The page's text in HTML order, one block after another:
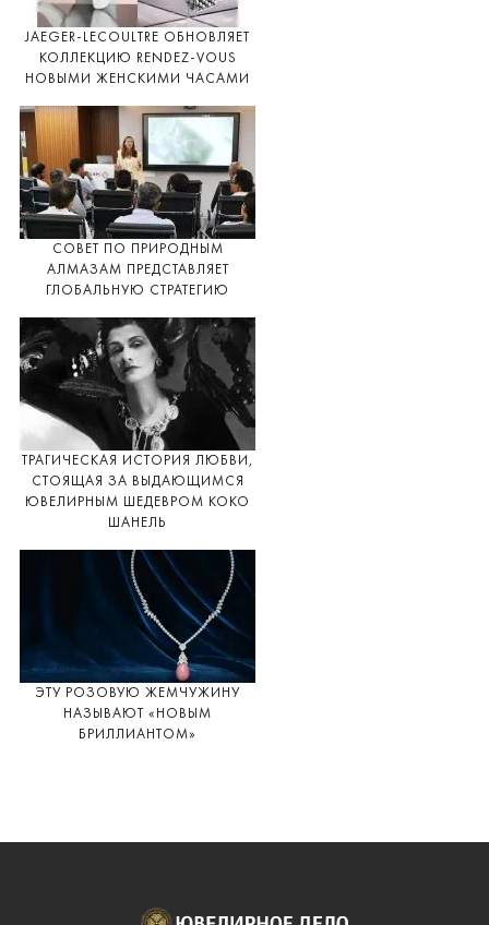
JAEGER-LECOULTRE ОБНОВЛЯЕТ
КОЛЛЕКЦИЮ RENDEZ-VOUS
НОВЫМИ ЖЕНСКИМИ ЧАСАМИ
СОВЕТ ПО ПРИРОДНЫМ
АЛМАЗАМ ПРЕДСТАВЛЯЕТ
ГЛОБАЛЬНУЮ СТРАТЕГИЮ
ТРАГИЧЕСКАЯ ИСТОРИЯ ЛЮБВИ,
СТОЯЩАЯ ЗА ВЫДАЮЩИМСЯ
ЮВЕЛИРНЫМ ШЕДЕВРОМ КОКО
ШАНЕЛЬ
ЭТУ РОЗОВУЮ ЖЕМЧУЖИНУ
НАЗЫВАЮТ «НОВЫМ
БРИЛЛИАНТОМ»